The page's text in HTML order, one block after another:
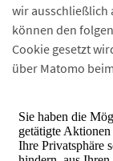
wir ausschließlich
können den
Cookie gesetzt
über Matomo